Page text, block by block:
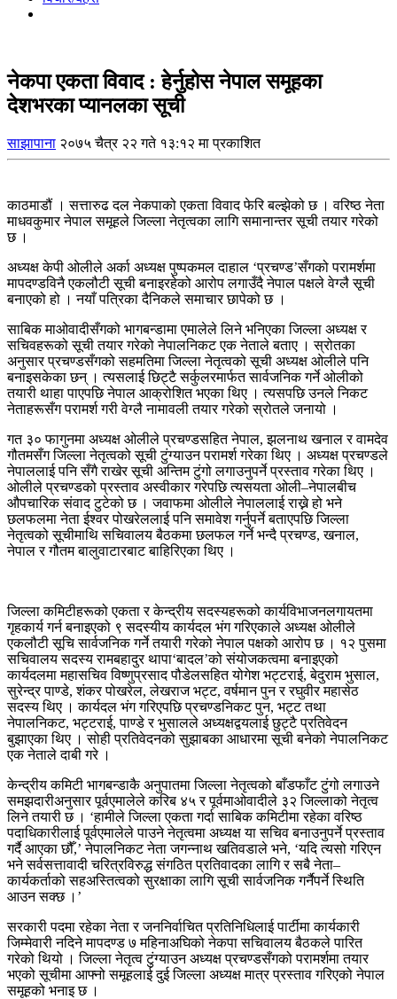
नेकपा एकता विवाद : हेर्नुहोस नेपाल समूहका
देशभरका प्यानलका सूची
साझापाना २०७५ चैत्र २२ गते १३:१२ मा प्रकाशित
काठमाडौं । सत्तारुढ दल नेकपाको एकता विवाद फेरि बल्झेको छ । वरिष्ठ नेता
माधवकुमार नेपाल समूहले जिल्ला नेतृत्वका लागि समानान्तर सूची तयार गरेको
छ ।
अध्यक्ष केपी ओलीले अर्का अध्यक्ष पुष्पकमल दाहाल ‘प्रचण्ड’सँगको परामर्शमा
मापदण्डविनै एकलौटी सूची बनाइरहेको आरोप लगाउँदै नेपाल पक्षले वेग्लै सूची
बनाएको हो । नयाँ पत्रिका दैनिकले समाचार छापेको छ ।
साबिक माओवादीसँगको भागबन्डामा एमालेले लिने भनिएका जिल्ला अध्यक्ष र
सचिवहरूको सूची तयार गरेको नेपालनिकट एक नेताले बताए । स्रोतका
अनुसार प्रचण्डसँगको सहमतिमा जिल्ला नेतृत्वको सूची अध्यक्ष ओलीले पनि
बनाइसकेका छन् । त्यसलाई छिट्टै सर्कुलरमार्फत सार्वजनिक गर्ने ओलीको
तयारी थाहा पाएपछि नेपाल आक्रोशित भएका थिए । त्यसपछि उनले निकट
नेताहरूसँग परामर्श गरी वेग्लै नामावली तयार गरेको स्रोतले जनायो ।
गत ३० फागुनमा अध्यक्ष ओलीले प्रचण्डसहित नेपाल, झलनाथ खनाल र वामदेव
गौतमसँग जिल्ला नेतृत्वको सूची टुंग्याउन परामर्श गरेका थिए । अध्यक्ष प्रचण्डले
नेपाललाई पनि सँगै राखेर सूची अन्तिम टुंगो लगाउनुपर्ने प्रस्ताव गरेका थिए ।
ओलीले प्रचण्डको प्रस्ताव अस्वीकार गरेपछि त्यसयता ओली–नेपालबीच
औपचारिक संवाद टुटेको छ । जवाफमा ओलीले नेपाललाई राख्ने हो भने
छलफलमा नेता ईश्वर पोखरेललाई पनि समावेश गर्नुपर्ने बताएपछि जिल्ला
नेतृत्वको सूचीमाथि सचिवालय बैठकमा छलफल गर्ने भन्दै प्रचण्ड, खनाल,
नेपाल र गौतम बालुवाटारबाट बाहिरिएका थिए ।
जिल्ला कमिटीहरूको एकता र केन्द्रीय सदस्यहरूको कार्यविभाजनलगायतमा
गृहकार्य गर्न बनाइएको ९ सदस्यीय कार्यदल भंग गरिएकाले अध्यक्ष ओलीले
एकलौटी सूचि सार्वजनिक गर्ने तयारी गरेको नेपाल पक्षको आरोप छ । १२ पुसमा
सचिवालय सदस्य रामबहादुर थापा‘बादल’को संयोजकत्वमा बनाइएको
कार्यदलमा महासचिव विष्णुप्रसाद पौडेलसहित योगेश भट्टराई, बेदुराम भुसाल,
सुरेन्द्र पाण्डे, शंकर पोखरेल, लेखराज भट्ट, वर्षमान पुन र रघुवीर महासेठ
सदस्य थिए । कार्यदल भंग गरिएपछि प्रचण्डनिकट पुन, भट्ट तथा
नेपालनिकट, भट्टराई, पाण्डे र भुसालले अध्यक्षद्वयलाई छुट्टै प्रतिवेदन
बुझाएका थिए । सोही प्रतिवेदनको सुझाबका आधारमा सूची बनेको नेपालनिकट
एक नेताले दाबी गरे ।
केन्द्रीय कमिटी भागबन्डाकै अनुपातमा जिल्ला नेतृत्वको बाँडफाँट टुंगो लगाउने
समझदारीअनुसार पूर्वएमालेले करिब ४५ र पूर्वमाओवादीले ३२ जिल्लाको नेतृत्व
लिने तयारी छ । ‘हामीले जिल्ला एकता गर्दा साबिक कमिटीमा रहेका वरिष्ठ
पदाधिकारीलाई पूर्वएमालेले पाउने नेतृत्वमा अध्यक्ष या सचिव बनाउनुपर्ने प्रस्ताव
गर्दै आएका छौँ,’ नेपालनिकट नेता जगन्नाथ खतिवडाले भने, ‘यदि त्यसो गरिएन
भने सर्वसत्तावादी चरित्रविरुद्ध संगठित प्रतिवादका लागि र सबै नेता–
कार्यकर्ताको सहअस्तित्वको सुरक्षाका लागि सूची सार्वजनिक गर्नैपर्ने स्थिति
आउन सक्छ ।’
सरकारी पदमा रहेका नेता र जननिर्वाचित प्रतिनिधिलाई पार्टीमा कार्यकारी
जिम्मेवारी नदिने मापदण्ड ७ महिनाअघिको नेकपा सचिवालय बैठकले पारित
गरेको थियो । जिल्ला नेतृत्व टुंग्याउन अध्यक्ष प्रचण्डसँगको परामर्शमा तयार
भएको सूचीमा आफ्नो समूहलाई दुई जिल्ला अध्यक्ष मात्र प्रस्ताव गरिएको नेपाल
समूहको भनाइ छ ।